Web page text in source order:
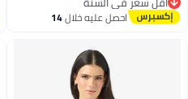
أقل سعر في السنة
احصل عليه خلال14